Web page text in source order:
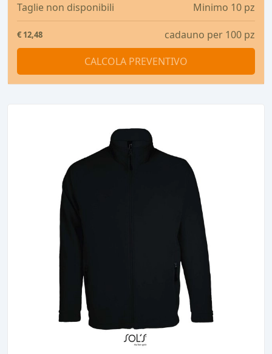
Taglie non disponibili Minimo 10 pz
€ 12,48
cadauno per 100 pz
CALCOLA PREVENTIVO